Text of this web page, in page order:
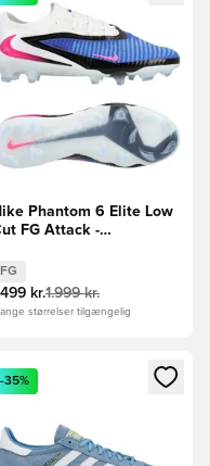
Phantom 6 Elite Low
FG Attack -
FG
kr.1.999 kr.
størrelser tilgængelig
tilmelde dig som
en Modal til at logge
-35%